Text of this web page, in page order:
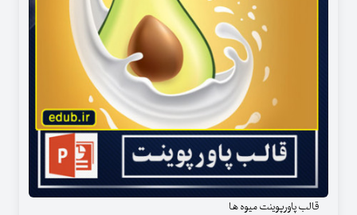
قالب پاورپوینت میوه ها